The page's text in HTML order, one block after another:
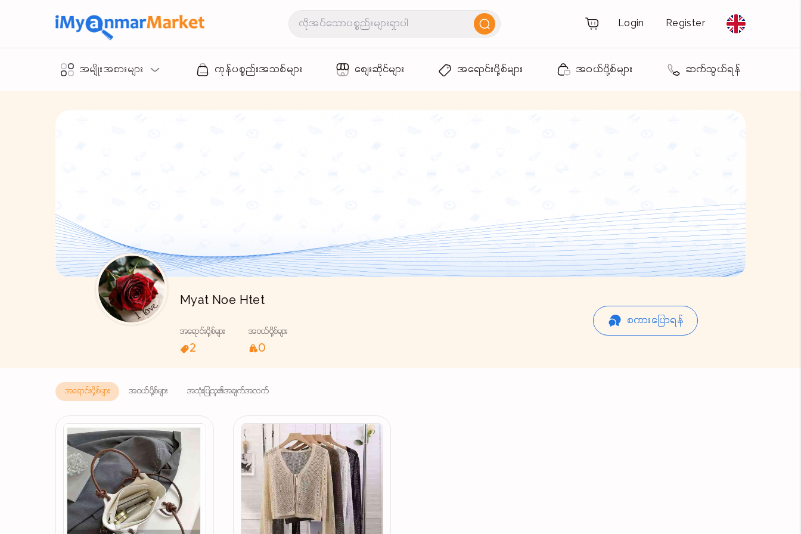
Login Register
အမျိုးအစားများ ကုန်ပစ္စည်းအသစ်များ စျေးဆိုင်များ အရောင်းပို့စ်များ အဝယ်ပို့စ်များ ဆက်သွယ်ရန်
Myat Noe Htet
အရောင်းပို့စ်များ
2
အဝယ်ပို့စ်များ
0
စကားပြောရန်
အရောင်းပို့စ်များ အဝယ်ပို့စ်များ အသုံးပြုသူ၏အချက်အလက်